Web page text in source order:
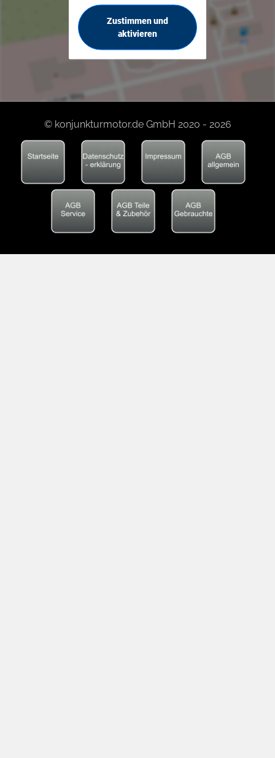
Zustimmen und
aktivieren
© konjunkturmotor.de GmbH 2020 - 2026